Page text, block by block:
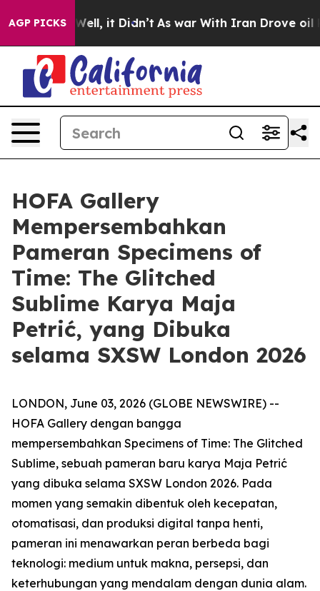
AGP PICKS
40%. Well, it Didn’t As war With Iran Drove oil
HOFA Gallery
Mempersembahkan
Pameran Specimens of
Time: The Glitched
Sublime Karya Maja
Petrić, yang Dibuka
selama SXSW London 2026
LONDON, June 03, 2026 (GLOBE NEWSWIRE) --
HOFA Gallery dengan bangga
mempersembahkan Specimens of Time: The Glitched
Sublime, sebuah pameran baru karya Maja Petrić
yang dibuka selama SXSW London 2026. Pada
momen yang semakin dibentuk oleh kecepatan,
otomatisasi, dan produksi digital tanpa henti,
pameran ini menawarkan peran berbeda bagi
teknologi: medium untuk makna, persepsi, dan
keterhubungan yang mendalam dengan dunia alam.